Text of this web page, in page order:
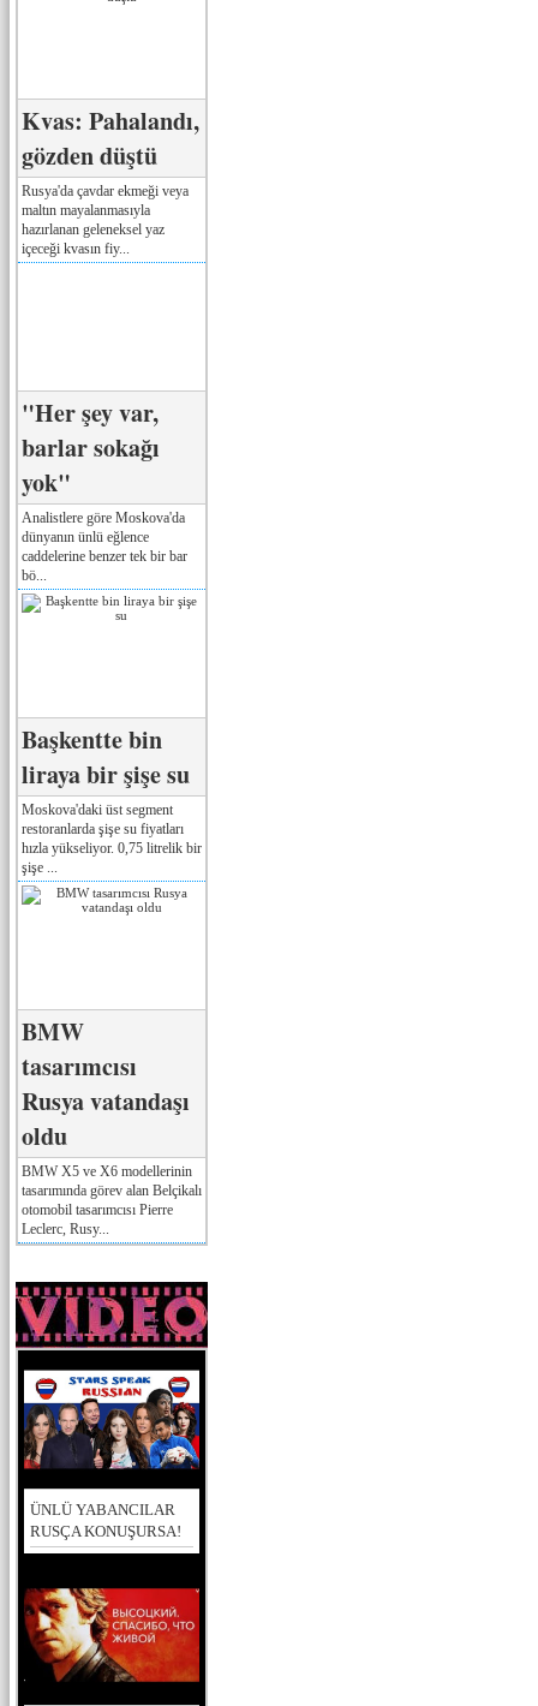
Kvas: Pahalandı,
gözden düştü
Rusya'da çavdar ekmeği veya
maltın mayalanmasıyla
hazırlanan geleneksel yaz
içeceği kvasın fiy...
"Her şey var,
barlar sokağı
yok"
Analistlere göre Moskova'da
dünyanın ünlü eğlence
caddelerine benzer tek bir bar
bö...
Başkentte bin
liraya bir şişe su
Moskova'daki üst segment
restoranlarda şişe su fiyatları
hızla yükseliyor. 0,75 litrelik bir
şişe ...
BMW
tasarımcısı
Rusya vatandaşı
oldu
BMW X5 ve X6 modellerinin
tasarımında görev alan Belçikalı
otomobil tasarımcısı Pierre
Leclerc, Rusy...
ÜNLÜ YABANCILAR
RUSÇA KONUŞURSA!